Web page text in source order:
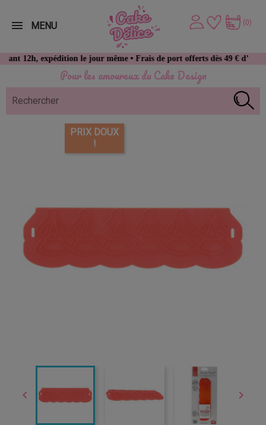
Pour les amoureux du Cake Design
expédition le jour même • Frais de port offerts dès 49 € d’achat
(0)
MENU
PRIX DOUX
!
 